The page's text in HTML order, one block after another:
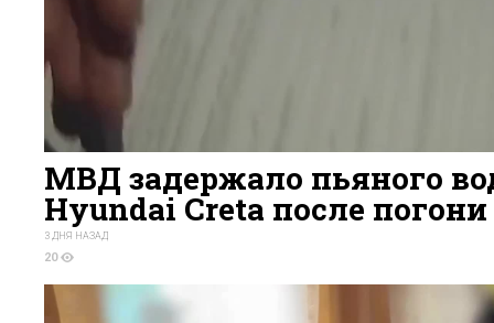
МВД задержало пьяного
Hyundai Creta после погони
3 ДНЯ НАЗАД
20